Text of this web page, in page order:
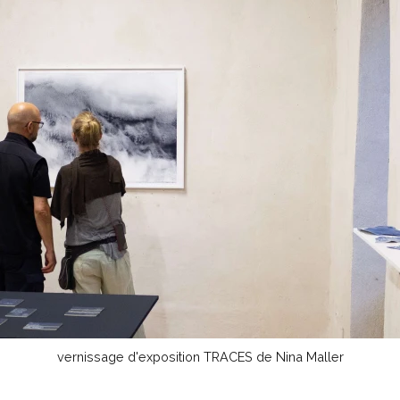
vernissage d'exposition TRACES de Nina Maller